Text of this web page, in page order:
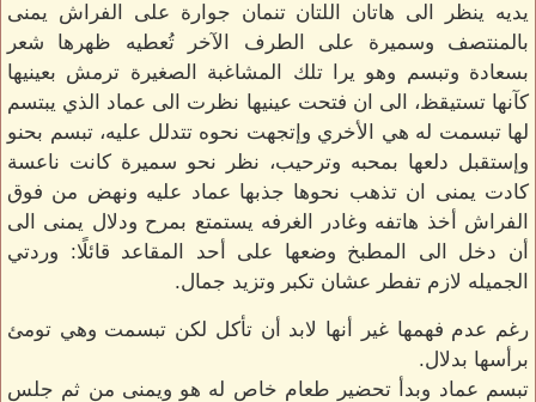
يديه ينظر الى هاتان اللتان تنمان جوارة على الفراش يمنى
بالمنتصف وسميرة على الطرف الآخر تُعطيه ظهرها شعر
بسعادة وتبسم وهو يرا تلك المشاغبة الصغيرة ترمش بعينيها
كآنها تستيقظ، الى ان فتحت عينيها نظرت الى عماد الذي يبتسم
لها تبسمت له هي الأخري وإتجهت نحوه تتدلل عليه، تبسم بحنو
وإستقبل دلعها بمحبه وترحيب، نظر نحو سميرة كانت ناعسة
كادت يمنى ان تذهب نحوها جذبها عماد عليه ونهض من فوق
الفراش أخذ هاتفه وغادر الغرفه يستمتع بمرح ودلال يمنى الى
أن دخل الى المطبخ وضعها على أحد المقاعد قائلًا: وردتي
الجميله لازم تفطر عشان تكبر وتزيد جمال.
رغم عدم فهمها غير أنها لابد أن تأكل لكن تبسمت وهي تومئ
برأسها بدلال.
تبسم عماد وبدأ تحضير طعام خاص له هو ويمنى من ثم جلس